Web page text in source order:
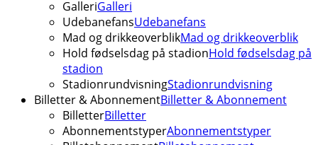
GalleriGalleri
UdebanefansUdebanefans
Mad og drikkeoverblikMad og drikkeoverblik
Hold fødselsdag på stadionHold fødselsdag på
stadion
StadionrundvisningStadionrundvisning
Billetter & AbonnementBilletter & Abonnement
BilletterBilletter
AbonnementstyperAbonnementstyper